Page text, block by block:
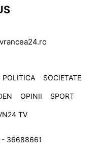
POLITICA SOCIETATE
OPINII SPORT
TV
- 36688661